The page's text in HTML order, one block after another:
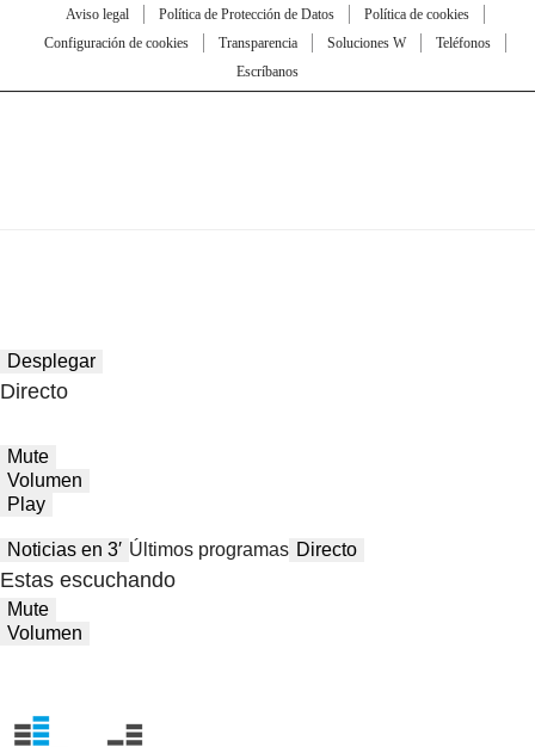
Aviso legal Política de Protección de Datos
Política de cookies
Configuración de cookies
Transparencia Soluciones W
Teléfonos
Escríbanos
Desplegar
Directo
Mute
Volumen
Play
Noticias en 3′ Últimos programas Directo
Estas escuchando
Mute
Volumen